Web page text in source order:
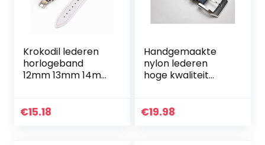
Krokodil lederen
horlogeband
12mm 13mm 14mm
20mm 21mm
€15.18
Handgemaakte
nylon lederen
hoge kwaliteit
sport horlogeband
€19.98